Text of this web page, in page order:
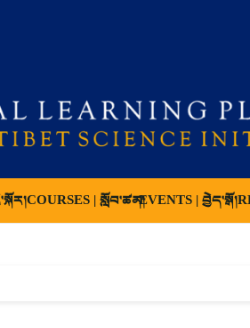
COURSES | སློབ་ཚན།EVENTS | བྱེད་སྒོ།